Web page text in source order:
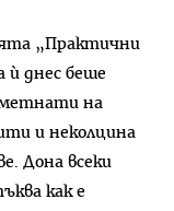
„Практични
ѝ днес беше
на
и неколцина
Дона всеки
как е